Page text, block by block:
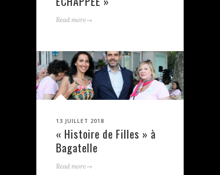
Read more→
13 JUILLET 2018
« Histoire de Filles » à
Bagatelle
Read more→